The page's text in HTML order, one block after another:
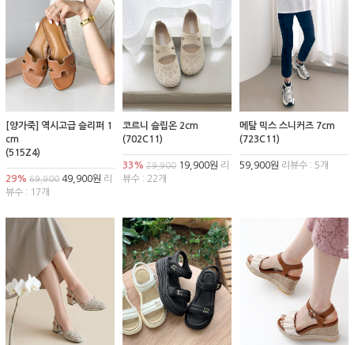
[양가죽] 역시고급 슬리퍼 1
cm
(515Z4)
29% 69,900 49,900원 리
뷰수 : 17개
코르니 슬립온 2cm
(702C11)
33% 29,90019,900원 리
뷰수 : 22개
메탈 믹스 스니커즈 7cm
(723C11)
59,900원 리뷰수 : 5개